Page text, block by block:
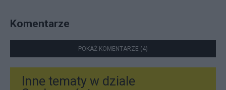
Komentarze
POKAŻ KOMENTARZE (4)
Inne tematy w dziale